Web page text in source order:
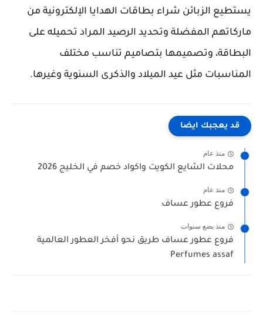
يستطيع الزبائن شراء بطاقات الهدايا الإلكترونية من
ماركاتهم المفضلة وتحديد الرصيد المراد تحميله على
البطاقة، وتصميمها بتصاميم تناسب مختلف
المناسبات مثل عيد الميلاد والذكرى السنوية وغيرها.
قد يعجبك ايضا
منذ عام
محلات الشايع الكويت واكواد خصم في الخليج 2026
منذ عام
فروع عطور عساف
منذ بضع سنوات
فروع عطور عساف طريق نحو أفخر العطور العالمية
Perfumes assaf